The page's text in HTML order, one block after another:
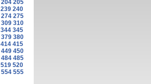
204 205
239 240
274 275
309 310
344 345
379 380
414 415
449 450
484 485
519 520
554 555